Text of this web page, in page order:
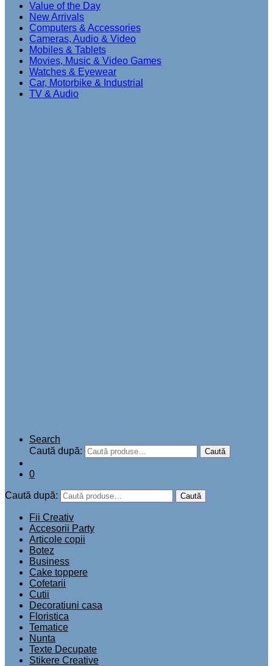
Value of the Day
New Arrivals
Computers & Accessories
Cameras, Audio & Video
Mobiles & Tablets
Movies, Music & Video Games
Watches & Eyewear
Car, Motorbike & Industrial
TV & Audio
Search
Caută după:
Caută
0
Caută după: Caută
Fii Creativ
Accesorii Party
Articole copii
Botez
Business
Cake toppere
Cofetarii
Cutii
Decoratiuni casa
Floristica
Tematice
Nunta
Texte Decupate
Stikere Creative